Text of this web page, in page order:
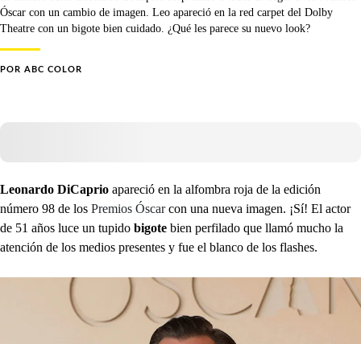
Óscar con un cambio de imagen. Leo apareció en la red carpet del Dolby
Theatre con un bigote bien cuidado. ¿Qué les parece su nuevo look?
POR ABC COLOR
Leonardo DiCaprio apareció en la alfombra roja de la edición
número 98 de los Premios Óscar con una nueva imagen. ¡Sí! El actor
de 51 años luce un tupido bigote bien perfilado que llamó mucho la
atención de los medios presentes y fue el blanco de los flashes.